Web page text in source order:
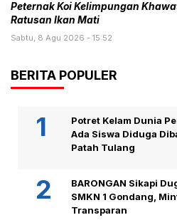
Peternak Koi Kelimpungan
Ratusan Ikan Mati
Sabtu, 8 Agu 2026 - 15:52
BERITA POPULER
Potret Kelam Dunia
Ada Siswa Diduga
Patah Tulang
BARONGAN Sikapi
SMKN 1 Gondang,
Transparan